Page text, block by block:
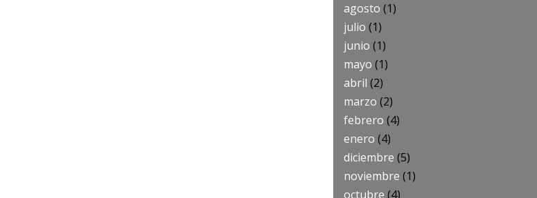
agosto (1)
julio (1)
junio (1)
mayo (1)
abril (2)
marzo (2)
febrero (4)
enero (4)
diciembre (5)
noviembre (1)
octubre (4)